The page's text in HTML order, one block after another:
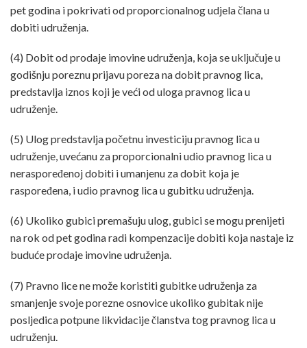
pet godina i pokrivati od proporcionalnog udjela člana u
dobiti udruženja.
(4) Dobit od prodaje imovine udruženja, koja se uključuje u
godišnju poreznu prijavu poreza na dobit pravnog lica,
predstavlja iznos koji je veći od uloga pravnog lica u
udruženje.
(5) Ulog predstavlja početnu investiciju pravnog lica u
udruženje, uvećanu za proporcionalni udio pravnog lica u
neraspoređenoj dobiti i umanjenu za dobit koja je
raspoređena, i udio pravnog lica u gubitku udruženja.
(6) Ukoliko gubici premašuju ulog, gubici se mogu prenijeti
na rok od pet godina radi kompenzacije dobiti koja nastaje iz
buduće prodaje imovine udruženja.
(7) Pravno lice ne može koristiti gubitke udruženja za
smanjenje svoje porezne osnovice ukoliko gubitak nije
posljedica potpune likvidacije članstva tog pravnog lica u
udruženju.